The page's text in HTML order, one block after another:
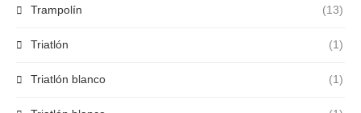
Trampolín (13)
Triatlón (1)
Triatlón blanco (1)